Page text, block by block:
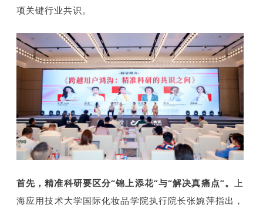
项关键行业共识。
首先，精准科研要区分“锦上添花”与“解决真痛点”。 上
海应用技术大学国际化妆品学院执行院长张婉萍指出，